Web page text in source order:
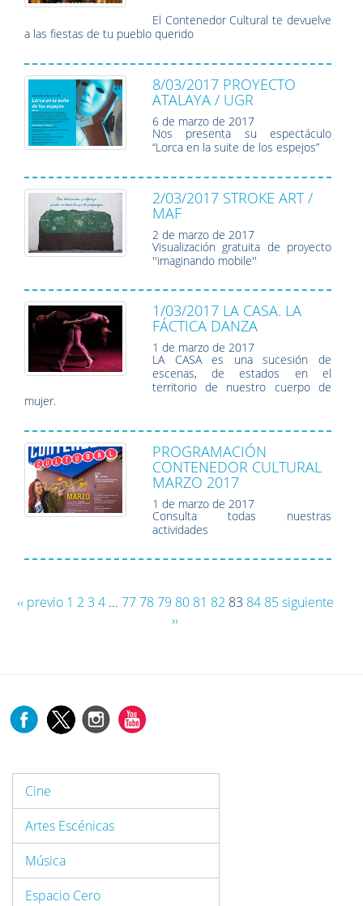
El Contenedor Cultural te devuelve
a las fiestas de tu pueblo querido
8/03/2017 PROYECTO
ATALAYA / UGR
6 de marzo de 2017
Nos presenta su espectáculo
“Lorca en la suite de los espejos”
2/03/2017 STROKE ART /
MAF
2 de marzo de 2017
Visualización gratuita de proyecto
''imaginando mobile''
1/03/2017 LA CASA. LA
FÁCTICA DANZA
1 de marzo de 2017
LA CASA es una sucesión de
escenas, de estados en el
territorio de nuestro cuerpo de
mujer.
PROGRAMACIÓN
CONTENEDOR CULTURAL
MARZO 2017
1 de marzo de 2017
Consulta todas nuestras
actividades
‹‹ previo 1 2 3 4... 77 78 79 80 81 82 83 84 85 siguiente
››
Cine
Artes Escénicas
Música
Espacio Cero